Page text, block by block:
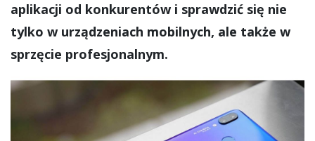
aplikacji od konkurentów i sprawdzić się nie
tylko w urządzeniach mobilnych, ale także w
sprzęcie profesjonalnym.